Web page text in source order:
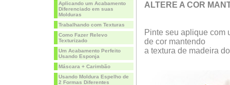
Aplicando um Acabamento
Diferenciado em suas
Molduras
Trabalhando com Texturas
Como Fazer Relevo
Texturizado
Um Acabamento Perfeito
Usando Esponja
Máscara + Carimbão
Usando Moldura Espelho de
2 Formas Diferentes
ALTERE A COR
Pinte seu aplique com
de cor mantendo
a textura de madeira